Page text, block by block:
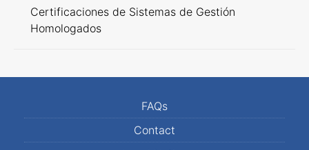
Certificaciones de Sistemas de Gestión
Homologados
FAQs
Contact